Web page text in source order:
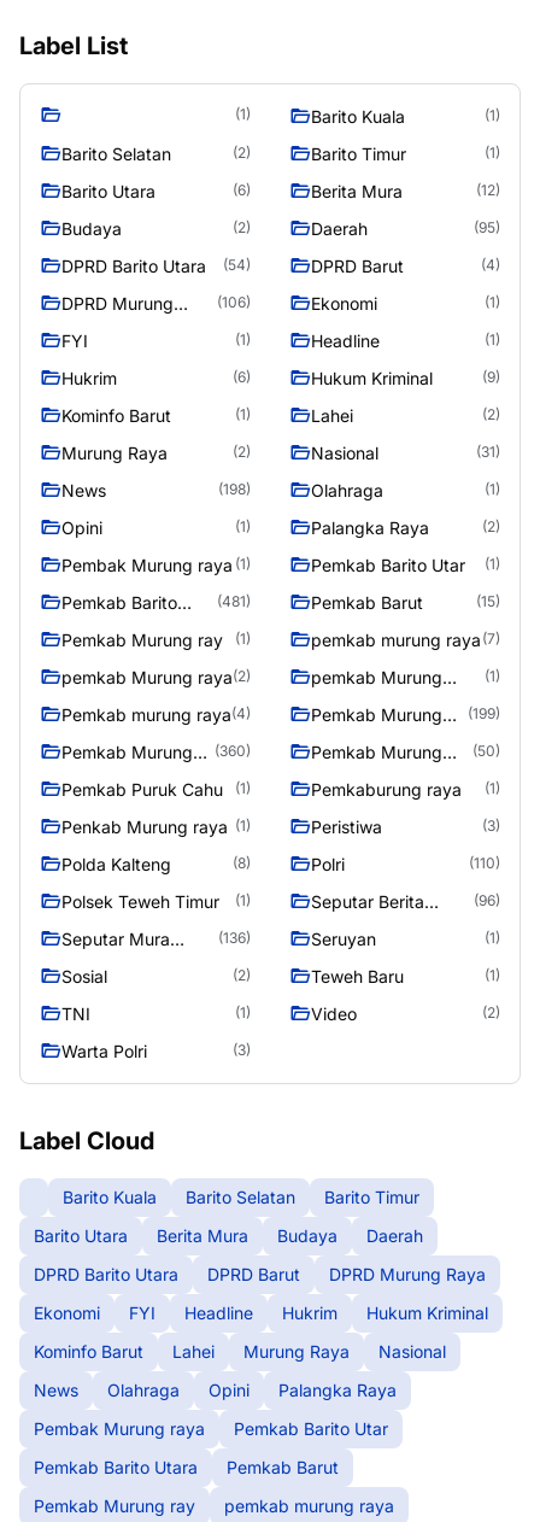
Label List
(1) Barito Kuala (1)
Barito Selatan (2) Barito Timur (1)
Barito Utara (6) Berita Mura (12)
Budaya (2) Daerah (95)
DPRD Barito Utara (54) DPRD Barut (4)
DPRD Murung
(106) Ekonomi (1)
FYI (1) Headline (1)
Hukrim (6) Hukum Kriminal (9)
Kominfo Barut (1) Lahei (2)
Murung Raya (2) Nasional (31)
News (198) Olahraga (1)
Opini (1) Palangka Raya (2)
Pembak Murung raya (1) Pemkab Barito Utar (1)
Pemkab Barito
(481) Pemkab Barut (15)
Pemkab Murung ray (1) pemkab murung raya (7)
pemkab Murung raya(2)
pemkab Murung
(1)
Pemkab murung raya(4)
Pemkab Murung
(199)
Pemkab Murung
(360)
Pemkab Murung
(50)
Pemkab Puruk Cahu (1) Pemkaburung raya (1)
Penkab Murung raya (1) Peristiwa (3)
Polda Kalteng (8) Polri (110)
Polsek Teweh Timur (1)
Seputar Berita
(96)
Seputar Mura
(136) Seruyan (1)
Sosial (2) Teweh Baru (1)
TNI (1) Video (2)
Warta Polri (3)
Label Cloud
Barito Kuala Barito Selatan
Barito Timur
Barito Utara
Berita Mura Budaya
Daerah
DPRD Barito Utara
DPRD Barut
DPRD Murung Raya
Ekonomi
FYI Headline Hukrim
Hukum Kriminal
Kominfo Barut
Lahei Murung Raya
Nasional
News
Olahraga Opini
Palangka Raya
Pembak Murung raya
Pemkab Barito Utar
Pemkab Barito Utara
Pemkab Barut
Pemkab Murung ray
pemkab murung raya